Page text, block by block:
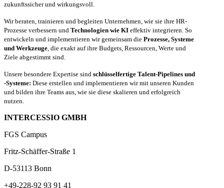
zukunftssicher und wirkungsvoll.
Wir beraten, trainieren und begleiten Unternehmen, wie sie ihre HR-
Prozesse verbessern und Technologien wie KI effektiv integrieren. So
entwickeln und implementieren wir gemeinsam die Prozesse, Systeme
und Werkzeuge, die exakt auf ihre Budgets, Ressourcen, Werte und
Ziele abgestimmt sind.
Unsere besondere Expertise sind schlüsselfertige Talent-Pipelines und
-Systeme: Diese erstellen und implementieren wir mit unseren Kunden
und bilden ihre Teams aus, wie sie diese skalieren und erfolgreich
nutzen.
INTERCESSIO GMBH
FGS Campus
Fritz-Schäffer-Straße 1
D-53113 Bonn
+49-228-92 93 91 41